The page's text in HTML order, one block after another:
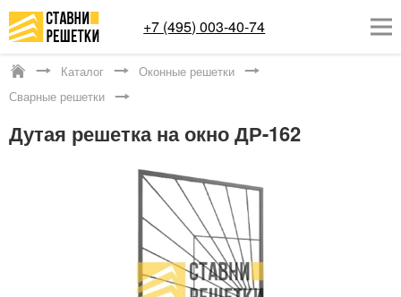
+7 (495) 003-40-74
СТАВНИ НА ОКНА
Каталог
Оконные решетки
Сварные решетки
Дутая решетка на окно ДР-162